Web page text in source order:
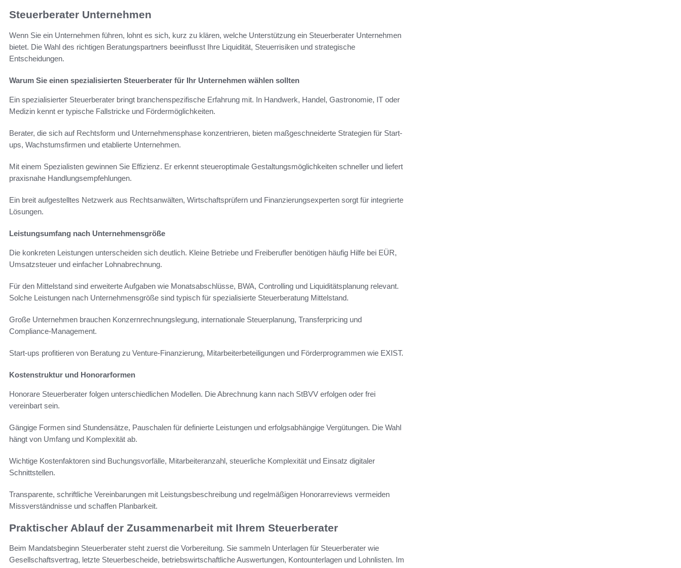
Steuerberater Unternehmen
Wenn Sie ein Unternehmen führen, lohnt es sich, kurz zu klären, welche Unterstützung ein Steuerberater Unternehmen
bietet. Die Wahl des richtigen Beratungspartners beeinflusst Ihre Liquidität, Steuerrisiken und strategische
Entscheidungen.
Warum Sie einen spezialisierten Steuerberater für Ihr Unternehmen wählen sollten
Ein spezialisierter Steuerberater bringt branchenspezifische Erfahrung mit. In Handwerk, Handel, Gastronomie, IT oder
Medizin kennt er typische Fallstricke und Fördermöglichkeiten.
Berater, die sich auf Rechtsform und Unternehmensphase konzentrieren, bieten maßgeschneiderte Strategien für Start-
ups, Wachstumsfirmen und etablierte Unternehmen.
Mit einem Spezialisten gewinnen Sie Effizienz. Er erkennt steueroptimale Gestaltungsmöglichkeiten schneller und liefert
praxisnahe Handlungsempfehlungen.
Ein breit aufgestelltes Netzwerk aus Rechtsanwälten, Wirtschaftsprüfern und Finanzierungsexperten sorgt für integrierte
Lösungen.
Leistungsumfang nach Unternehmensgröße
Die konkreten Leistungen unterscheiden sich deutlich. Kleine Betriebe und Freiberufler benötigen häufig Hilfe bei EÜR,
Umsatzsteuer und einfacher Lohnabrechnung.
Für den Mittelstand sind erweiterte Aufgaben wie Monatsabschlüsse, BWA, Controlling und Liquiditätsplanung relevant.
Solche Leistungen nach Unternehmensgröße sind typisch für spezialisierte Steuerberatung Mittelstand.
Große Unternehmen brauchen Konzernrechnungslegung, internationale Steuerplanung, Transferpricing und
Compliance-Management.
Start-ups profitieren von Beratung zu Venture-Finanzierung, Mitarbeiterbeteiligungen und Förderprogrammen wie EXIST.
Kostenstruktur und Honorarformen
Honorare Steuerberater folgen unterschiedlichen Modellen. Die Abrechnung kann nach StBVV erfolgen oder frei
vereinbart sein.
Gängige Formen sind Stundensätze, Pauschalen für definierte Leistungen und erfolgsabhängige Vergütungen. Die Wahl
hängt von Umfang und Komplexität ab.
Wichtige Kostenfaktoren sind Buchungsvorfälle, Mitarbeiteranzahl, steuerliche Komplexität und Einsatz digitaler
Schnittstellen.
Transparente, schriftliche Vereinbarungen mit Leistungsbeschreibung und regelmäßigen Honorarreviews vermeiden
Missverständnisse und schaffen Planbarkeit.
Praktischer Ablauf der Zusammenarbeit mit Ihrem Steuerberater
Beim Mandatsbeginn Steuerberater steht zuerst die Vorbereitung. Sie sammeln Unterlagen für Steuerberater wie
Gesellschaftsvertrag, letzte Steuerbescheide, betriebswirtschaftliche Auswertungen, Kontounterlagen und Lohnlisten. Im